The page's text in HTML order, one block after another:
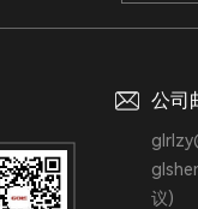
公司
议)